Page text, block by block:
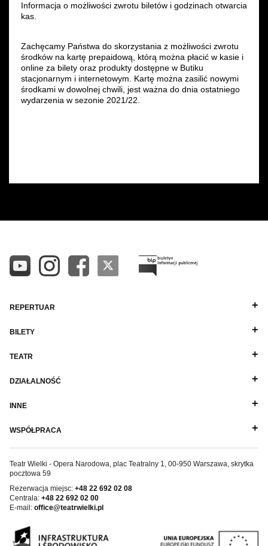
Informacja o możliwości zwrotu biletów i godzinach otwarcia
kas.
Zachęcamy Państwa do skorzystania z możliwości zwrotu
środków na kartę prepaidową, którą można płacić w kasie i
online za bilety oraz produkty dostępne w Butiku
stacjonarnym i internetowym. Kartę można zasilić nowymi
środkami w dowolnej chwili, jest ważna do dnia ostatniego
wydarzenia w sezonie 2021/22.
REPERTUAR
BILETY
TEATR
DZIAŁALNOŚĆ
INNE
WSPÓŁPRACA
Teatr Wielki - Opera Narodowa, plac Teatralny 1, 00-950 Warszawa, skrytka
pocztowa 59
Rezerwacja miejsc: +48 22 692 02 08
Centrala: +48 22 692 02 00
E-mail: office@teatrwielki.pl